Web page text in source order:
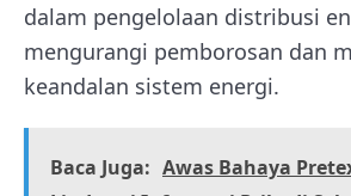
dalam pengelolaan distribusi
mengurangi pemborosan dan
keandalan sistem energi.
Baca Juga: Awas Bahaya